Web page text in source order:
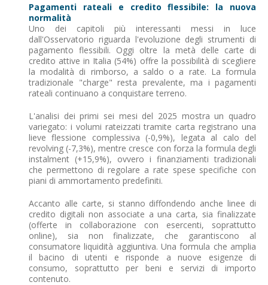
Pagamenti rateali e credito flessibile: la nuova
normalità
Uno dei capitoli più interessanti messi in luce
dall'Osservatorio riguarda l'evoluzione degli strumenti di
pagamento flessibili. Oggi oltre la metà delle carte di
credito attive in Italia (54%) offre la possibilità di scegliere
la modalità di rimborso, a saldo o a rate. La formula
tradizionale "charge" resta prevalente, ma i pagamenti
rateali continuano a conquistare terreno.
L'analisi dei primi sei mesi del 2025 mostra un quadro
variegato: i volumi rateizzati tramite carta registrano una
lieve flessione complessiva (-0,9%), legata al calo del
revolving (-7,3%), mentre cresce con forza la formula degli
instalment (+15,9%), ovvero i finanziamenti tradizionali
che permettono di regolare a rate spese specifiche con
piani di ammortamento predefiniti.
Accanto alle carte, si stanno diffondendo anche linee di
credito digitali non associate a una carta, sia finalizzate
(offerte in collaborazione con esercenti, soprattutto
online), sia non finalizzate, che garantiscono al
consumatore liquidità aggiuntiva. Una formula che amplia
il bacino di utenti e risponde a nuove esigenze di
consumo, soprattutto per beni e servizi di importo
contenuto.